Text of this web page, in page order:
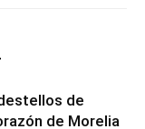
de
de Morelia